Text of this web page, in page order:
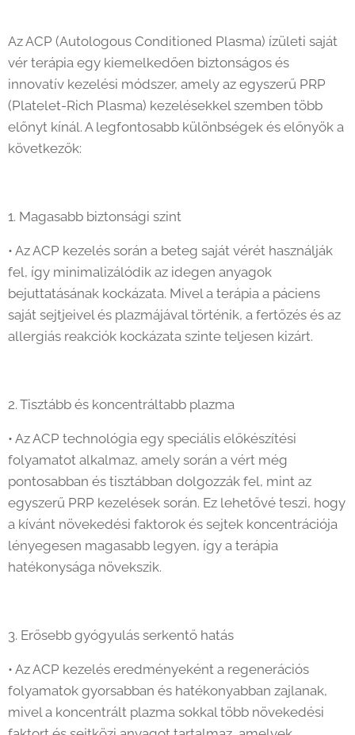
Az ACP (Autologous Conditioned Plasma) ízületi saját
vér terápia egy kiemelkedően biztonságos és
innovatív kezelési módszer, amely az egyszerű PRP
(Platelet-Rich Plasma) kezelésekkel szemben több
előnyt kínál. A legfontosabb különbségek és előnyök a
következők:
1. Magasabb biztonsági szint
• Az ACP kezelés során a beteg saját vérét használják
fel, így minimalizálódik az idegen anyagok
bejuttatásának kockázata. Mivel a terápia a páciens
saját sejtjeivel és plazmájával történik, a fertőzés és az
allergiás reakciók kockázata szinte teljesen kizárt.
2. Tisztább és koncentráltabb plazma
• Az ACP technológia egy speciális előkészítési
folyamatot alkalmaz, amely során a vért még
pontosabban és tisztábban dolgozzák fel, mint az
egyszerű PRP kezelések során. Ez lehetővé teszi, hogy
a kívánt növekedési faktorok és sejtek koncentrációja
lényegesen magasabb legyen, így a terápia
hatékonysága növekszik.
3. Erősebb gyógyulás serkentő hatás
• Az ACP kezelés eredményeként a regenerációs
folyamatok gyorsabban és hatékonyabban zajlanak,
mivel a koncentrált plazma sokkal több növekedési